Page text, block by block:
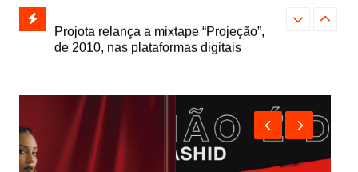
e abre
autoral,
de 2010, nas plataformas digitais
Farofa